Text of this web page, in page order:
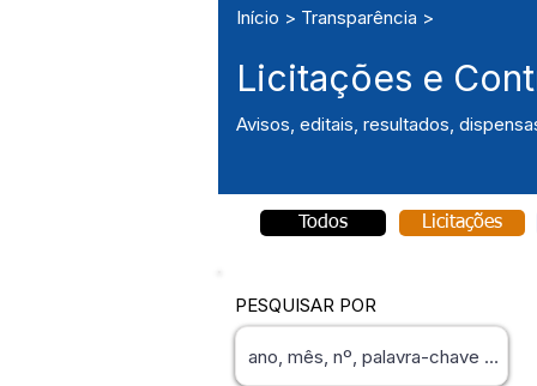
Início > Transparência >
Licitações e
Avisos, editais, resultados,
Todos Licitações
PESQUISAR POR